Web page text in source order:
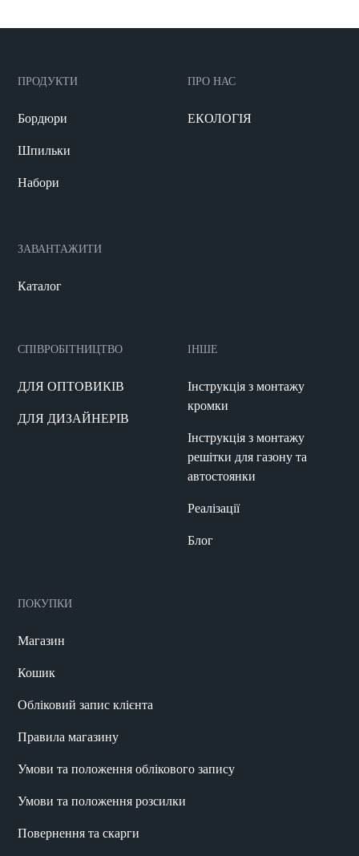
ПРОДУКТИ
Бордюри
Шпильки
Набори
ПРО НАС
ЕКОЛОГІЯ
ЗАВАНТАЖИТИ
Каталог
СПІВРОБІТНИЦТВО
ДЛЯ ОПТОВИКІВ
ДЛЯ ДИЗАЙНЕРІВ
ІНШЕ
Інструкція з монтажу
кромки
Інструкція з монтажу
решітки для газону та
автостоянки
Реалізації
Блог
ПОКУПКИ
Магазин
Кошик
Обліковий запис клієнта
Правила магазину
Умови та положення облікового запису
Умови та положення розсилки
Повернення та скарги